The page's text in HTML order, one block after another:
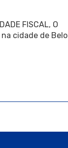
FISCAL, O
na cidade de Belo